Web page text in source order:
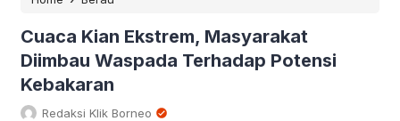
Cuaca Kian Ekstrem, Masyarakat
Diimbau Waspada Terhadap Potensi
Kebakaran
Redaksi Klik Borneo